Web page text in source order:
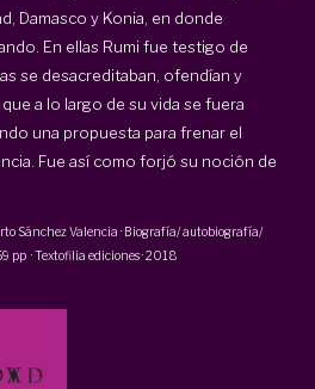
Damasco y Konia, en donde
En ellas Rumi fue testigo de
se desacreditaban, ofendían y
que a lo largo de su vida se fuera
una propuesta para frenar el
Fue así como forjó su noción de
Sánchez Valencia · Biografía/ autobiografía/
pp ·Textofilia ediciones·2018